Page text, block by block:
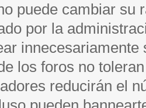
puede cambiar su
por la
los foros no
reducirán el